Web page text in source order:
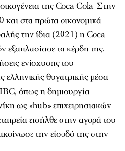
της Coca Cola. Στην
στα πρώτα οικονοµικά
την ίδια (2021) η Coca
εξαπλασίασε τα κέρδη της.
ενίσχυσης του
ελληνικής θυγατρικής µέσα
όπως η δηµιουργία
ως «hub» επιχειρησιακών
εισήλθε στην αγορά του
την είσοδό της στην